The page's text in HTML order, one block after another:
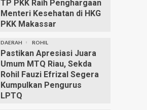
TP PKK Raih Penghargaan
Menteri Kesehatan di HKG
PKK Makassar
DAERAH ROHIL
Pastikan Apresiasi Juara
Umum MTQ Riau, Sekda
Rohil Fauzi Efrizal Segera
Kumpulkan Pengurus
LPTQ